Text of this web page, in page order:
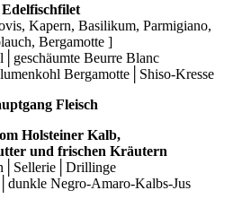
Edelfischfilet
Kapern, Basilikum, Parmigiano,
Bergamotte ]
Beurre Blanc
Bergamotte│Shiso-Kresse
Fleisch
Holsteiner Kalb,
und frischen Kräutern
Negro-Amaro-Kalbs-Jus